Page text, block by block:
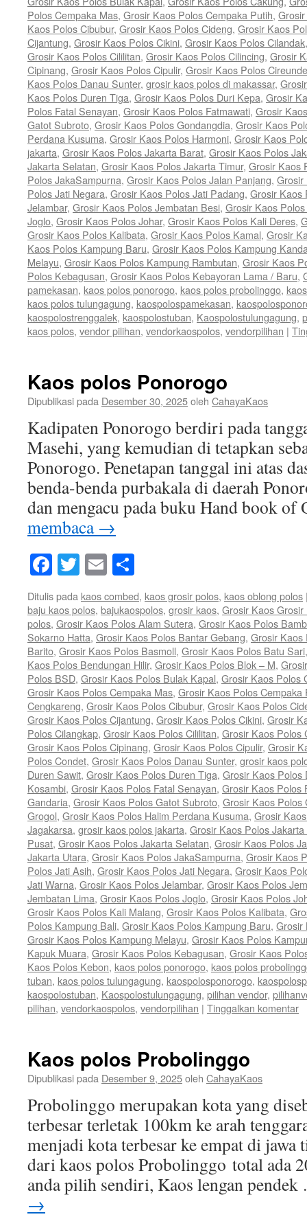
Polos Cempaka Mas, Grosir Kaos Polos Cempaka Putih,
Kaos Polos Cibubur, Grosir Kaos Polos Cideng, Grosir Kaos
Cijantung, Grosir Kaos Polos Cikini, Grosir Kaos Polos Cilandak
Grosir Kaos Polos Cililitan, Grosir Kaos Polos Cilincing, Grosir
Cipinang, Grosir Kaos Polos Cipulir, Grosir Kaos Polos
Kaos Polos Danau Sunter, grosir kaos polos di makassar,
Kaos Polos Duren Tiga, Grosir Kaos Polos Duri Kepa, Grosir
Polos Fatal Senayan, Grosir Kaos Polos Fatmawati, Grosir
Gatot Subroto, Grosir Kaos Polos Gondangdia, Grosir Kaos
Perdana Kusuma, Grosir Kaos Polos Harmoni, Grosir Kaos
jakarta, Grosir Kaos Polos Jakarta Barat, Grosir Kaos Polos
Jakarta Selatan, Grosir Kaos Polos Jakarta Timur, Grosir Kaos
Polos JakaSampurna, Grosir Kaos Polos Jalan Panjang, Grosir
Polos Jati Negara, Grosir Kaos Polos Jati Padang, Grosir Kaos
Jelambar, Grosir Kaos Polos Jembatan Besi, Grosir Kaos
Joglo, Grosir Kaos Polos Johar, Grosir Kaos Polos Kali Deres,
Grosir Kaos Polos Kalibata, Grosir Kaos Polos Kamal, Grosir
Kaos Polos Kampung Baru, Grosir Kaos Polos Kampung
Melayu, Grosir Kaos Polos Kampung Rambutan, Grosir Kaos
Polos Kebagusan, Grosir Kaos Polos Kebayoran Lama / Baru,
pamekasan, kaos polos ponorogo, kaos polos probolinggo,
kaos polos tulungagung, kaospolospamekasan,
kaospolostrenggalek, kaospolostuban, Kaospolostulungagung,
kaos polos, vendor pilihan, vendorkaospolos, vendorpilihan |
Kaos polos Ponorogo
Dipublikasi pada Desember 30, 2025oleh CahayaKaos
Kadipaten Ponorogo berdiri pada
Masehi, yang kemudian di tetapkan
Ponorogo. Penetapan tanggal ini atas
benda-benda purbakala di daerah
dan mengacu pada buku Hand book
membaca →
Facebook
Twitter
Email
Ditulis pada kaos combed, kaos grosir polos, kaos oblong polos
baju kaos polos, bajukaospolos, grosir kaos, Grosir Kaos
polos, Grosir Kaos Polos Alam Sutera, Grosir Kaos Polos
Sokarno Hatta, Grosir Kaos Polos Bantar Gebang, Grosir Kaos
Barito, Grosir Kaos Polos Basmoll, Grosir Kaos Polos Batu Sari
Kaos Polos Bendungan Hilir, Grosir Kaos Polos Blok – M,
Polos BSD, Grosir Kaos Polos Bulak Kapal, Grosir Kaos Polos
Grosir Kaos Polos Cempaka Mas, Grosir Kaos Polos Cempaka
Cengkareng, Grosir Kaos Polos Cibubur, Grosir Kaos Polos
Grosir Kaos Polos Cijantung, Grosir Kaos Polos Cikini, Grosir
Polos Cilangkap, Grosir Kaos Polos Cililitan, Grosir Kaos Polos
Grosir Kaos Polos Cipinang, Grosir Kaos Polos Cipulir, Grosir
Polos Condet, Grosir Kaos Polos Danau Sunter, grosir kaos
Duren Sawit, Grosir Kaos Polos Duren Tiga, Grosir Kaos Polos
Kosambi, Grosir Kaos Polos Fatal Senayan, Grosir Kaos Polos
Gandaria, Grosir Kaos Polos Gatot Subroto, Grosir Kaos Polos
Grogol, Grosir Kaos Polos Halim Perdana Kusuma, Grosir
Jagakarsa, grosir kaos polos jakarta, Grosir Kaos Polos
Pusat, Grosir Kaos Polos Jakarta Selatan, Grosir Kaos Polos
Jakarta Utara, Grosir Kaos Polos JakaSampurna, Grosir Kaos
Polos Jati Asih, Grosir Kaos Polos Jati Negara, Grosir Kaos
Jati Warna, Grosir Kaos Polos Jelambar, Grosir Kaos Polos
Jembatan Lima, Grosir Kaos Polos Joglo, Grosir Kaos Polos
Grosir Kaos Polos Kali Malang, Grosir Kaos Polos Kalibata,
Polos Kampung Bali, Grosir Kaos Polos Kampung Baru, Grosir
Grosir Kaos Polos Kampung Melayu, Grosir Kaos Polos
Kapuk Muara, Grosir Kaos Polos Kebagusan, Grosir Kaos
Kaos Polos Kebon, kaos polos ponorogo, kaos polos
tuban, kaos polos tulungagung, kaospolosponorogo,
kaospolostuban, Kaospolostulungagung, pilihan vendor,
pilihan, vendorkaospolos, vendorpilihan | Tinggalkan komentar
Kaos polos Probolinggo
Dipublikasi pada Desember 9, 2025oleh CahayaKaos
Probolinggo merupakan kota yang
terbesar terletak 100km ke arah
menjadi kota terbesar ke empat di
dari kaos polos Probolinggo total ada
anda pilih sendiri, Kaos lengan
→